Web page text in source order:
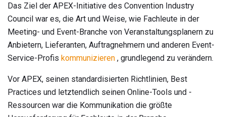
Das Ziel der APEX-Initiative des Convention Industry
Council war es, die Art und Weise, wie Fachleute in der
Meeting- und Event-Branche von Veranstaltungsplanern zu
Anbietern, Lieferanten, Auftragnehmern und anderen Event-
Service-Profis kommunizieren , grundlegend zu verändern.
Vor APEX, seinen standardisierten Richtlinien, Best
Practices und letztendlich seinen Online-Tools und -
Ressourcen war die Kommunikation die größte